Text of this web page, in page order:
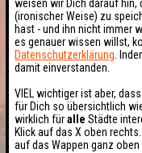
weisen wir Dich darauf hin,
(ironischer Weise) zu
hast - und ihn nicht immer
es genauer wissen willst,
Datenschutzerklärung .
damit einverstanden.
VIEL wichtiger ist aber,
für Dich so übersichtlich
wirklich füralle Städte
Klick auf das X oben
auf das Wappen ganz oben